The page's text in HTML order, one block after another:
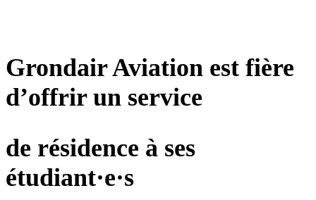
Grondair Aviation est fière
d’offrir un service
de résidence à ses
étudiant·e·s